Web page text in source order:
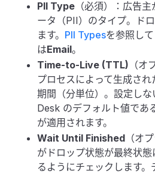
PII Type （必須）：広告
ータ（PII）のタイプ。ド
ます。 PII Typesを参照し
はEmail。
Time-to-Live (TTL) （
プロセスによって生成さ
期間（分単位）。設定し
Desk のデフォルト値であ
が適用されます。
Wait Until Finished （オ
がドロップ状態が最終状
るようにチェックします